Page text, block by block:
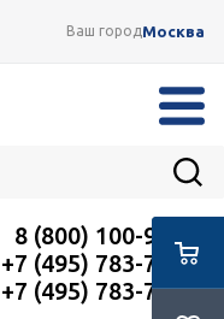
Ваш городМосква
8 (800) 100-91-12
+7 (495) 783-72-87
+7 (495) 783-72-87